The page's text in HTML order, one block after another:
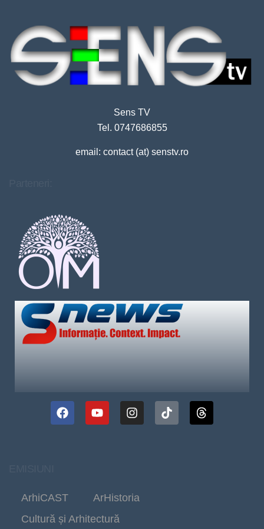
Sens TV
Tel. 0747686855
email: contact (at) senstv.ro
ArhiCAST
ArHistoria
Cultură și Arhitectură